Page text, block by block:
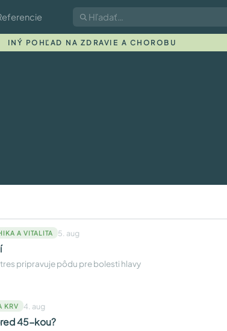
INÝ POHĽAD NA ZDRAVIE A CHOROBU
A VITALITA 5. aug
pripravuje pôdu pre bolesti hlavy
KRV 4. aug
45-kou?